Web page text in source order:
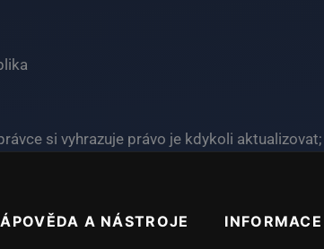
si vyhrazuje právo je kdykoli
A NÁSTROJE